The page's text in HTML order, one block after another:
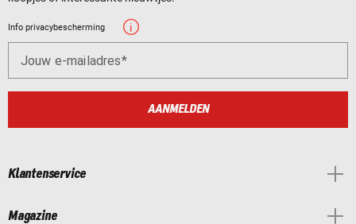
Info privacybescherming
Jouw e-mailadres
AANMELDEN
Klantenservice
Magazine